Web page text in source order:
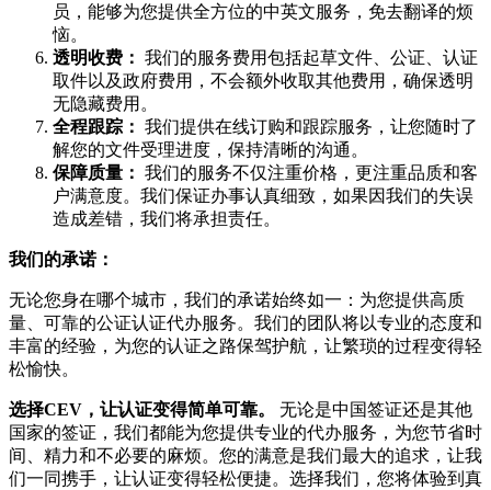
员，能够为您提供全方位的中英文服务，免去翻译的烦
恼。
透明收费： 我们的服务费用包括起草文件、公证、认证
取件以及政府费用，不会额外收取其他费用，确保透明
无隐藏费用。
全程跟踪： 我们提供在线订购和跟踪服务，让您随时了
解您的文件受理进度，保持清晰的沟通。
保障质量： 我们的服务不仅注重价格，更注重品质和客
户满意度。我们保证办事认真细致，如果因我们的失误
造成差错，我们将承担责任。
我们的承诺：
无论您身在哪个城市，我们的承诺始终如一：为您提供高质
量、可靠的公证认证代办服务。我们的团队将以专业的态度和
丰富的经验，为您的认证之路保驾护航，让繁琐的过程变得轻
松愉快。
选择CEV，让认证变得简单可靠。
无论是中国签证还是其他
国家的签证，我们都能为您提供专业的代办服务，为您节省时
间、精力和不必要的麻烦。您的满意是我们最大的追求，让我
们一同携手，让认证变得轻松便捷。选择我们，您将体验到真